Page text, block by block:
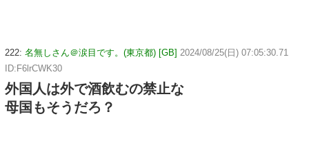
222: 名無しさん＠涙目です。(東京都) [GB] 2024/08/25(日) 07:05:30.71
ID:F6lrCWK30
外国人は外で酒飲むの禁止な
母国もそうだろ？